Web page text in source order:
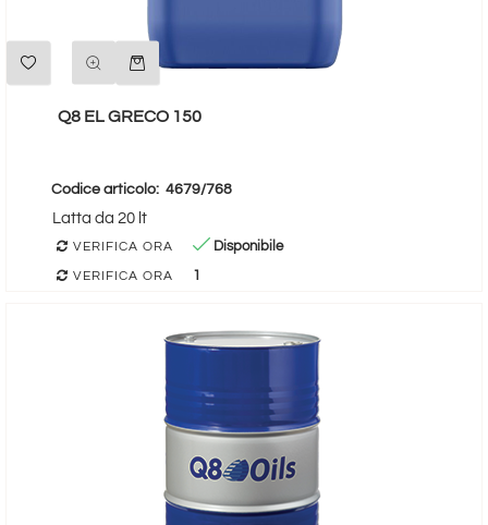
Q8 EL GRECO 150
Codice articolo: 4679/768
Latta da 20 lt
VERIFICA ORA Disponibile
VERIFICA ORA 1